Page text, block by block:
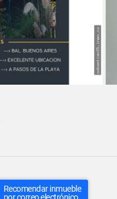
Recomendar inmueble